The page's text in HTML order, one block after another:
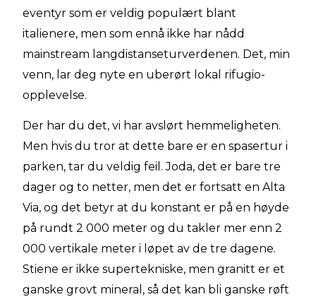
eventyr som er veldig populært blant
italienere, men som ennå ikke har nådd
mainstream langdistanseturverdenen. Det, min
venn, lar deg nyte en uberørt lokal rifugio-
opplevelse.
Der har du det, vi har avslørt hemmeligheten.
Men hvis du tror at dette bare er en spasertur i
parken, tar du veldig feil. Joda, det er bare tre
dager og to netter, men det er fortsatt en Alta
Via, og det betyr at du konstant er på en høyde
på rundt 2 000 meter og du takler mer enn 2
000 vertikale meter i løpet av de tre dagene.
Stiene er ikke supertekniske, men granitt er et
ganske grovt mineral, så det kan bli ganske røft